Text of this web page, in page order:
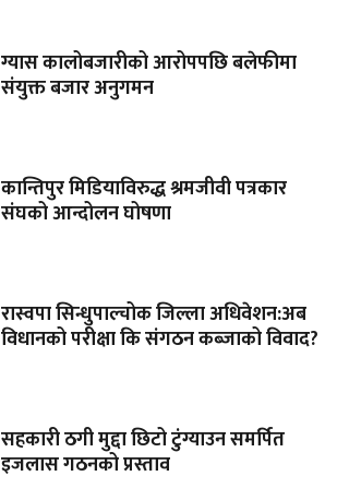
ग्यास कालोबजारीको आरोपपछि बलेफीमा
संयुक्त बजार अनुगमन
कान्तिपुर मिडियाविरुद्ध श्रमजीवी पत्रकार
संघको आन्दोलन घोषणा
रास्वपा सिन्धुपाल्चोक जिल्ला अधिवेशन:अब
विधानको परीक्षा कि संगठन कब्जाको विवाद?
सहकारी ठगी मुद्दा छिटो टुंग्याउन समर्पित
इजलास गठनको प्रस्ताव